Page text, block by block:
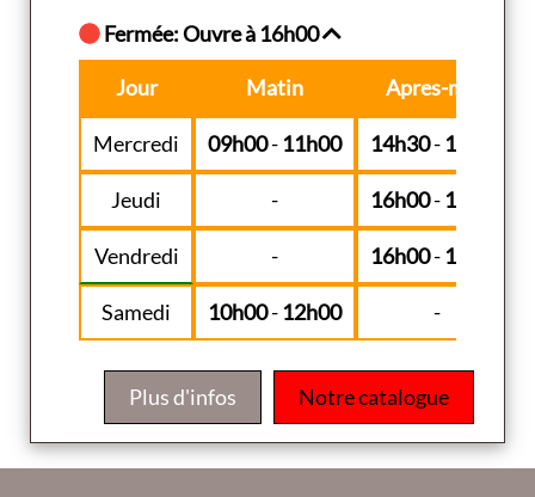
Fermée: Ouvre à 16h00
Jour Matin Apres-midi
Mercredi 09h00- 11h00 14h30- 18h30
Jeudi - 16h00- 19h00
Vendredi - 16h00- 18h00
Samedi 10h00- 12h00 -
Notre catalogue
Plus d'infos